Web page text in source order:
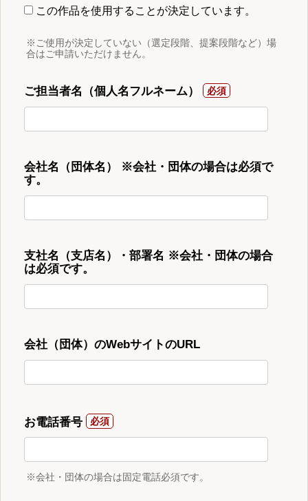
この作品を使用することが決定しています。
※ご使用が決定していない（選定段階、提案段階など）場
合はご申請いただけません。
ご担当者名（個人名フルネーム）
会社名（団体名） ※会社・団体の場合は必須で
す。
支社名（支店名）・部署名 ※会社・団体の場合
は必須です。
会社（団体）のWebサイトのURL
お電話番号
※会社・団体の場合は固定電話必須です。